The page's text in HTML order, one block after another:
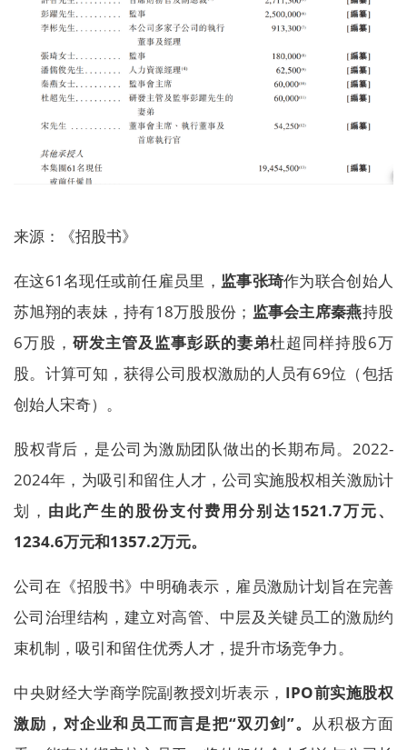
来源：《招股书》
在这61名现任或前任雇员里， 监事张琦作为联合创始人
苏旭翔的表妹，持有18万股股份； 监事会主席秦燕持股
6万股，研发主管及监事彭跃的妻弟杜超同样持股6万
股。计算可知，获得公司股权激励的人员有69位（包括
创始人宋奇）。
股权背后，是公司为激励团队做出的长期布局。2022-
2024年，为吸引和留住人才，公司实施股权相关激励计
划， 由此产生的股份支付费用分别达1521.7万元、
1234.6万元和1357.2万元。
公司在《招股书》中明确表示，雇员激励计划旨在完善
公司治理结构，建立对高管、中层及关键员工的激励约
束机制，吸引和留住优秀人才，提升市场竞争力。
中央财经大学商学院副教授刘圻表示， IPO前实施股权
激励，对企业和员工而言是把“双刃剑”。 从积极方面